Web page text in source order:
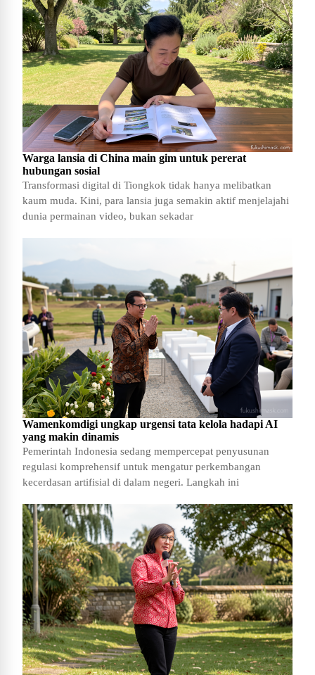
Warga lansia di China main gim untuk pererat
hubungan sosial
Transformasi digital di Tiongkok tidak hanya melibatkan
kaum muda. Kini, para lansia juga semakin aktif menjelajahi
dunia permainan video, bukan sekadar
Wamenkomdigi ungkap urgensi tata kelola hadapi AI
yang makin dinamis
Pemerintah Indonesia sedang mempercepat penyusunan
regulasi komprehensif untuk mengatur perkembangan
kecerdasan artifisial di dalam negeri. Langkah ini